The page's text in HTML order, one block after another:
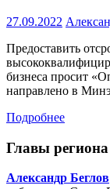
27.09.2022
Предоставить
бизнеса просит
направлено в
Подробнее
Главы региона
Александр Беглов